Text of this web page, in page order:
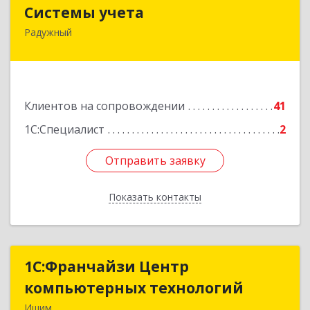
Системы учета
Радужный
Клиентов на сопровождении
41
1С:Специалист
2
Отправить заявку
Показать контакты
628462, Ханты-Мансийский Автономный округ
Отправить заявку
Назад
1С:Франчайзи Центр
компьютерных технологий
1С:Франчайзи Центр
компьютерных технологий